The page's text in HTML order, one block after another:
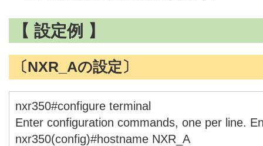
【 設定例 】
〔NXR_Aの設定〕
nxr350#configure terminal
Enter configuration commands, one per line.
nxr350(config)#hostname NXR_A